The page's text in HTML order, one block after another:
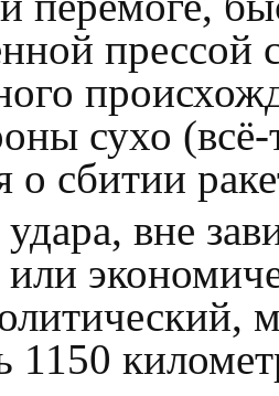
сухо (всё-
о сбитии
вне
1150